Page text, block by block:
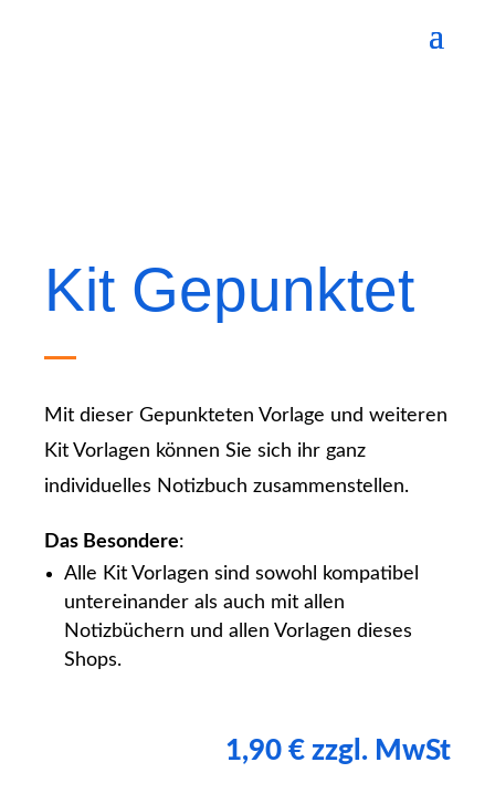
Kit Gepunktet
Mit dieser Gepunkteten Vorlage und weiteren
Kit Vorlagen können Sie sich ihr ganz
individuelles Notizbuch zusammenstellen.
Das Besondere:
Alle Kit Vorlagen sind sowohl kompatibel
untereinander als auch mit allen
Notizbüchern und allen Vorlagen dieses
Shops.
1,90 € zzgl. MwSt